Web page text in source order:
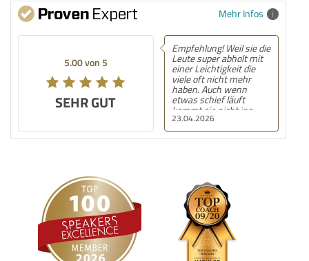
Mehr Infos
5.00 von 5
SEHR GUT
23.04.2026
Empfehlung! Weil sie die
Leute super abholt mit
einer Leichtigkeit die
viele oft nicht mehr
haben. Auch wenn
etwas schief läuft
kommt sie nicht ins
stottern oder verliert
den Faden, sie nimmt es
mit in ihre Vorstellung